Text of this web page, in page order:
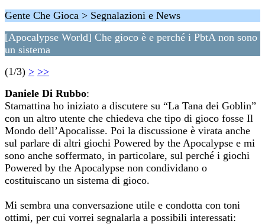
Gente Che Gioca > Segnalazioni e News
[Apocalypse World] Che gioco è e perché i PbtA non sono
un sistema
(1/3) > >>
Daniele Di Rubbo:
Stamattina ho iniziato a discutere su “La Tana dei Goblin”
con un altro utente che chiedeva che tipo di gioco fosse Il
Mondo dell’Apocalisse. Poi la discussione è virata anche
sul parlare di altri giochi Powered by the Apocalypse e mi
sono anche soffermato, in particolare, sul perché i giochi
Powered by the Apocalypse non condividano o
costituiscano un sistema di gioco.
Mi sembra una conversazione utile e condotta con toni
ottimi, per cui vorrei segnalarla a possibili interessati: